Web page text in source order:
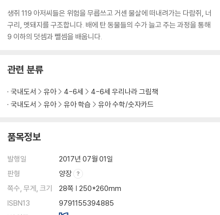
생쥐 119 아저씨들은 위험을 무릅쓰고 거센 물살에 떠내려가는 다람쥐, 너
구리, 멧돼지를 구조합니다. 배에 탄 동물들의 수가 늘고 주는 과정을 통해
9 이하의 덧셈과 뺄셈을 배웁니다.
관련 분류
국내도서 유아 4-6세
4-6세 우리나라 그림책
국내도서
유아 유아 학습 유아 수학/숫자카드
품목정보
발행일
2017년 07월 01일
판형
양장
쪽수, 무게, 크기
28쪽 | 250*260mm
ISBN13
9791155394885